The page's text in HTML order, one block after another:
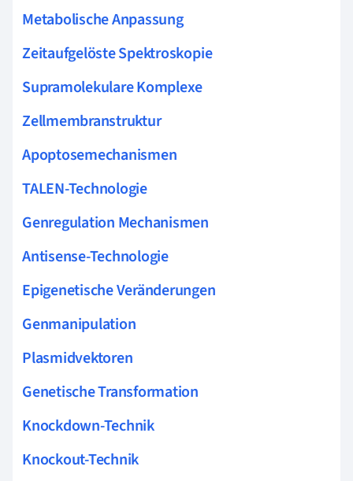
Metabolische Anpassung
Zeitaufgelöste Spektroskopie
Supramolekulare Komplexe
Zellmembranstruktur
Apoptosemechanismen
TALEN-Technologie
Genregulation Mechanismen
Antisense-Technologie
Epigenetische Veränderungen
Genmanipulation
Plasmidvektoren
Genetische Transformation
Knockdown-Technik
Knockout-Technik